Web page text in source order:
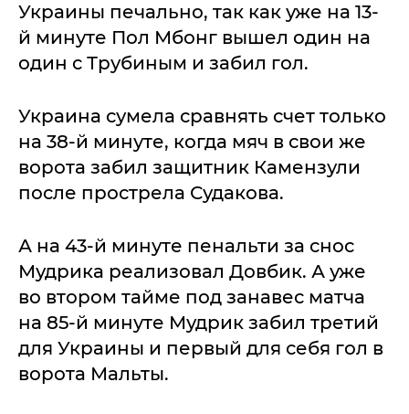
Украины печально, так как уже на 13-
й минуте Пол Мбонг вышел один на
один с Трубиным и забил гол.
Украина сумела сравнять счет только
на 38-й минуте, когда мяч в свои же
ворота забил защитник Камензули
после прострела Судакова.
А на 43-й минуте пенальти за снос
Мудрика реализовал Довбик. А уже
во втором тайме под занавес матча
на 85-й минуте Мудрик забил третий
для Украины и первый для себя гол в
ворота Мальты.